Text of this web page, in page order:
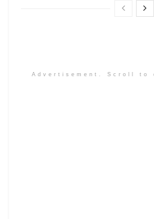
Advertisement. Scroll to